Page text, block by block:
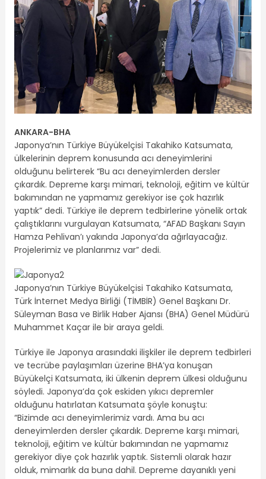
ANKARA-BHA
Japonya’nın Türkiye Büyükelçisi Takahiko Katsumata,
ülkelerinin deprem konusunda acı deneyimlerini
olduğunu belirterek “Bu acı deneyimlerden dersler
çıkardık. Depreme karşı mimari, teknoloji, eğitim ve kültür
bakımından ne yapmamız gerekiyor ise çok hazırlık
yaptık” dedi. Türkiye ile deprem tedbirlerine yönelik ortak
çalıştıklarını vurgulayan Katsumata, “AFAD Başkanı Sayın
Hamza Pehlivan’ı yakında Japonya’da ağırlayacağız.
Projelerimiz ve planlarımız var” dedi.
Japonya’nın Türkiye Büyükelçisi Takahiko Katsumata,
Türk İnternet Medya Birliği (TİMBİR) Genel Başkanı Dr.
Süleyman Basa ve Birlik Haber Ajansı (BHA) Genel Müdürü
Muhammet Kaçar ile bir araya geldi.
Türkiye ile Japonya arasındaki ilişkiler ile deprem tedbirleri
ve tecrübe paylaşımları üzerine BHA’ya konuşan
Büyükelçi Katsumata, iki ülkenin deprem ülkesi olduğunu
söyledi. Japonya’da çok eskiden yıkıcı depremler
olduğunu hatırlatan Katsumata şöyle konuştu:
“Bizimde acı deneyimlerimiz vardı. Ama bu acı
deneyimlerden dersler çıkardık. Depreme karşı mimari,
teknoloji, eğitim ve kültür bakımından ne yapmamız
gerekiyor diye çok hazırlık yaptık. Sistemli olarak hazır
olduk, mimarlık da buna dahil. Depreme dayanıklı yeni